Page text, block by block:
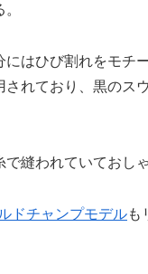
にはひび割れをモチ
されており、黒のス
縫われていておしゃ
ドチャンプモデルも